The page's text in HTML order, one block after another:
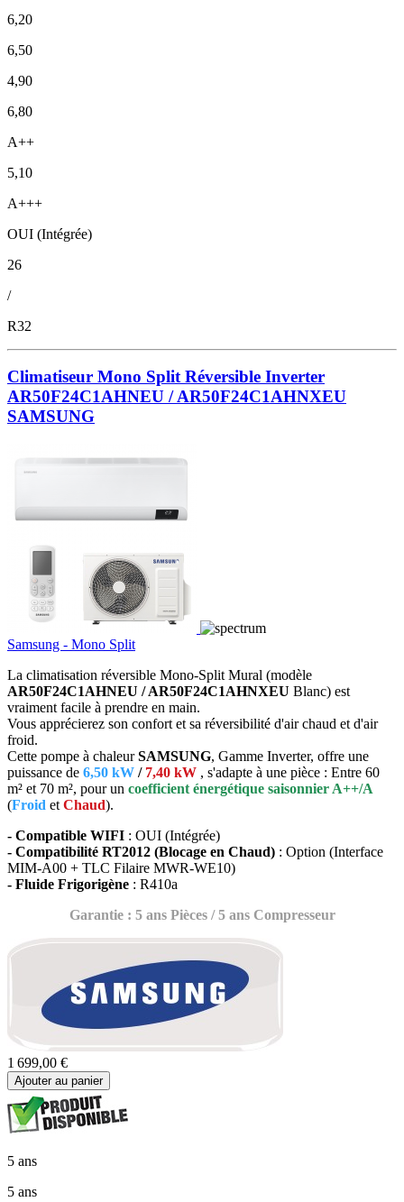
6,20
6,50
4,90
6,80
A++
5,10
A+++
OUI (Intégrée)
26
/
R32
Climatiseur Mono Split Réversible Inverter
AR50F24C1AHNEU / AR50F24C1AHNXEU
SAMSUNG
Samsung - Mono Split
La climatisation réversible Mono-Split Mural (modèle
AR50F24C1AHNEU / AR50F24C1AHNXEU Blanc) est
vraiment facile à prendre en main.
Vous apprécierez son confort et sa réversibilité d'air chaud et d'air
froid.
Cette pompe à chaleurSAMSUNG, Gamme Inverter, offre une
puissance de 6,50 kW / 7,40 kW , s'adapte à une pièce : Entre 60
m² et 70 m², pour un coefficient énergétique saisonnier A++/A
(Froid et Chaud).
- Compatible WIFI : OUI (Intégrée)
- Compatibilité RT2012 (Blocage en Chaud) : Option (Interface
MIM-A00 + TLC Filaire MWR-WE10)
- Fluide Frigorigène : R410a
Garantie : 5 ans Pièces / 5 ans Compresseur
1 699,00 €
Ajouter au panier
5 ans
5 ans